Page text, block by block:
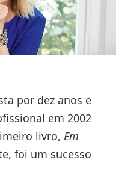
por dez anos e
em 2002
livro, Em
foi um sucesso